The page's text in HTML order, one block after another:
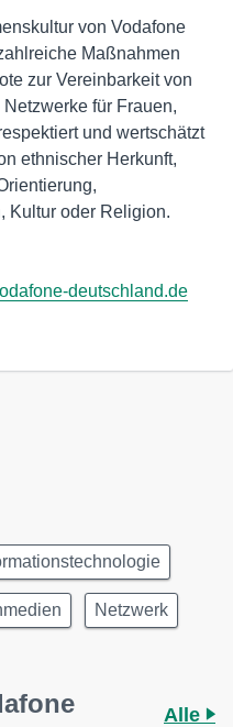
von Vodafone
Maßnahmen
zur Vereinbarkeit von
für Frauen,
und wertschätzt
ethnischer Herkunft,
Kultur oder Religion.
deutschland.de
Netzwerk
Alle